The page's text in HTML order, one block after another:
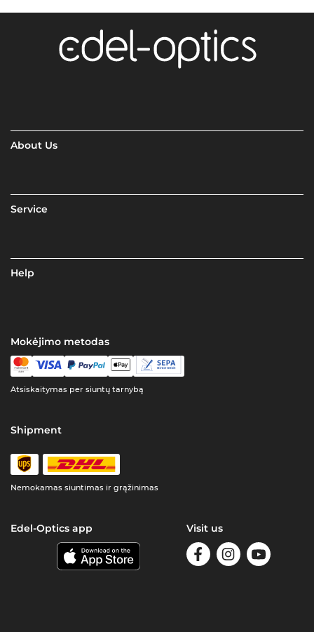
About Us
Service
Help
Mokėjimo metodas
Atsiskaitymas per siuntų tarnybą
Shipment
Nemokamas siuntimas ir grąžinimas
Edel-Optics app Visit us